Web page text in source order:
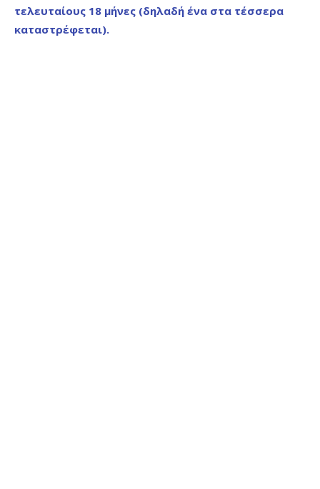
τελευταίους 18 μήνες (δηλαδή ένα στα τέσσερα
καταστρέφεται).